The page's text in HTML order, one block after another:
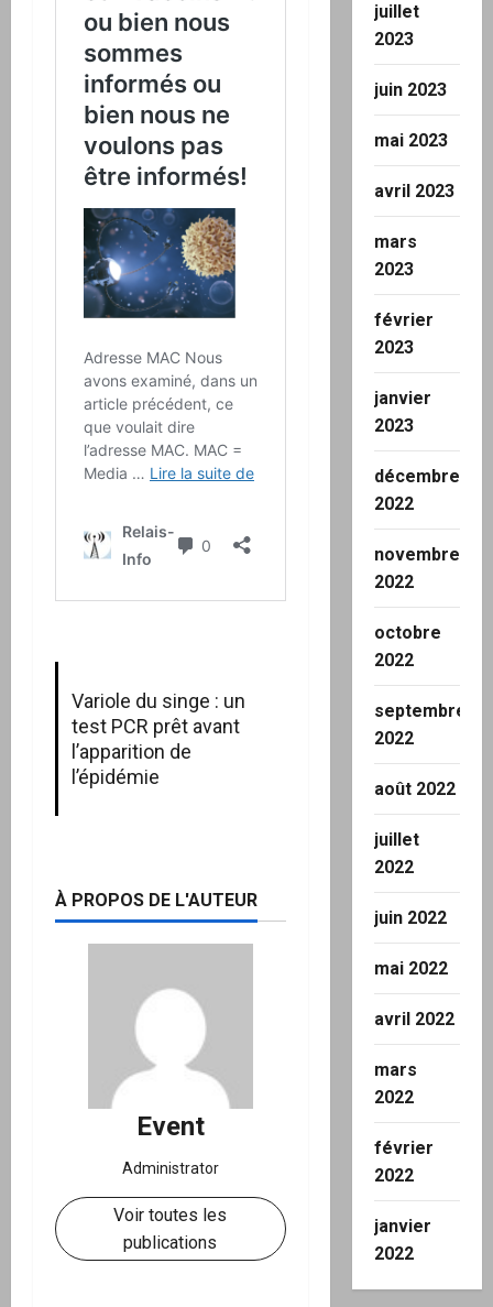
Variole du singe : un
test PCR prêt avant
l’apparition de
l’épidémie
À PROPOS DE L'AUTEUR
Event
Administrator
Voir toutes les
publications
juillet
2023
juin 2023
mai 2023
avril 2023
mars
2023
février
2023
janvier
2023
décembre
2022
novembre
2022
octobre
2022
septembre
2022
août 2022
juillet
2022
juin 2022
mai 2022
avril 2022
mars
2022
février
2022
janvier
2022